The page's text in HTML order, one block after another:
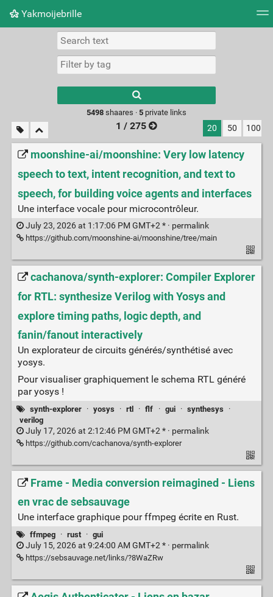
Yakmoijebrille
Picture wall
results.
5498shaares · 5private links
1 / 275 20 50 100
moonshine-ai/moonshine: Very low latency
speech to text, intent recognition, and text to
speech, for building voice agents and interfaces
Une interface vocale pour microcontrôleur.
July 23, 2026 at 1:17:06 PM GMT+2 * · permalink
https://github.com/moonshine-ai/moonshine/tree/main
cachanova/synth-explorer: Compiler Explorer
for RTL: synthesize Verilog with Yosys and
explore timing paths, logic depth, and
fanin/fanout interactively
Un explorateur de circuits générés/synthétisé avec
yosys.
Pour visualiser graphiquement le schema RTL généré
par yosys !
synth-explorer · yosys · rtl · flf · gui · synthesys
·
verilog
July 17, 2026 at 2:12:46 PM GMT+2 * · permalink
https://github.com/cachanova/synth-explorer
Frame - Media conversion reimagined - Liens
en vrac de sebsauvage
Une interface graphique pour ffmpeg écrite en Rust.
ffmpeg · rust · gui
July 15, 2026 at 9:24:00 AM GMT+2 * · permalink
https://sebsauvage.net/links/?8WaZRw